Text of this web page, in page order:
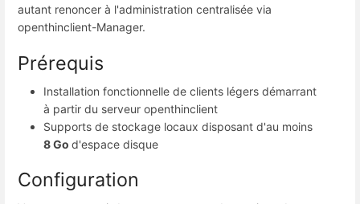
autant renoncer à l'administration centralisée via
openthinclient-Manager.
Prérequis
Installation fonctionnelle de clients légers démarrant
à partir du serveur openthinclient
Supports de stockage locaux disposant d'au moins
8 Go d'espace disque
Configuration